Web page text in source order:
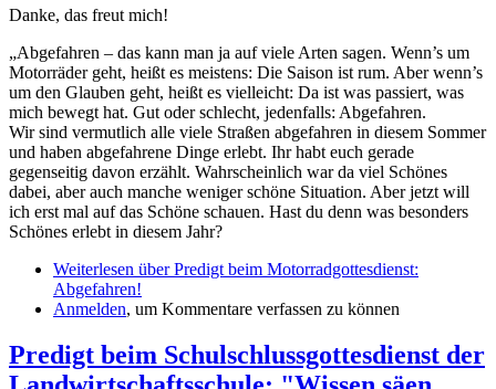
Danke, das freut mich!
„Abgefahren – das kann man ja auf viele Arten sagen. Wenn’s um
Motorräder geht, heißt es meistens: Die Saison ist rum. Aber wenn’s
um den Glauben geht, heißt es vielleicht: Da ist was passiert, was
mich bewegt hat. Gut oder schlecht, jedenfalls: Abgefahren.
Wir sind vermutlich alle viele Straßen abgefahren in diesem Sommer
und haben abgefahrene Dinge erlebt. Ihr habt euch gerade
gegenseitig davon erzählt. Wahrscheinlich war da viel Schönes
dabei, aber auch manche weniger schöne Situation. Aber jetzt will
ich erst mal auf das Schöne schauen. Hast du denn was besonders
Schönes erlebt in diesem Jahr?
Weiterlesen über Predigt beim Motorradgottesdienst:
Abgefahren!
Anmelden, um Kommentare verfassen zu können
Predigt beim Schulschlussgottesdienst der